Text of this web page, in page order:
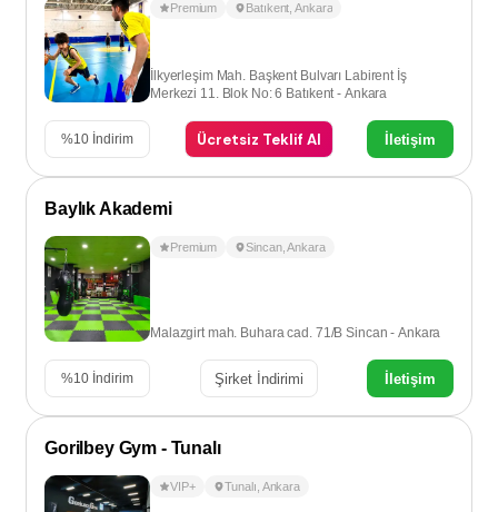
Premium Batıkent ,Ankara
İlkyerleşim Mah. Başkent Bulvarı Labirent İş
Merkezi 11. Blok No: 6 Batıkent - Ankara
%10 İndirim Ücretsiz Teklif Al İletişim
Baylık Akademi
Premium Sincan,Ankara
Malazgirt mah. Buhara cad. 71/B Sincan - Ankara
%10 İndirim Şirket İndirimi İletişim
Gorilbey Gym - Tunalı
VIP+ Tunalı Ankara